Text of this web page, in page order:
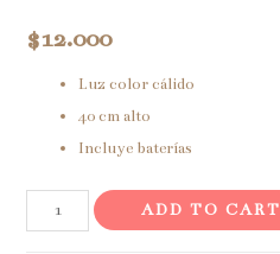
$12.000
Luz color cálido
40 cm alto
Incluye baterías
Lampara
Corazón
ADD TO CART